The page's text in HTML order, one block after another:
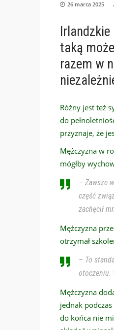
26 marca 2025
taką
razem w
Różny jest też
do
przyznaje, że
Mężczyzna w
mógłby
– Zawsze
część
zachęcił
Mężczyzna
otrzymał
– To
otoczeniu.
Mężczyzna
jednak
do końca nie